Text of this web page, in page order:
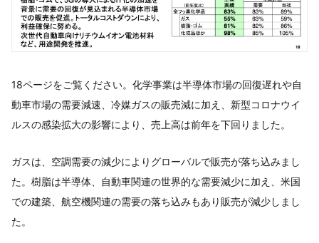
18ページをご覧ください。化学事業は半導体市場の回復遅れや自
動車市場の需要減速、冷媒ガスの販売減に加え、新型コロナウイ
ルスの感染拡大の影響により、売上高は前年を下回りました。
ガスは、空調需要の減少によりグローバルで販売が落ち込みまし
た。樹脂は半導体、自動車関連の世界的な需要減少に加え、米国
での建築、航空機関連の需要の落ち込みもあり販売が減少しまし
た。